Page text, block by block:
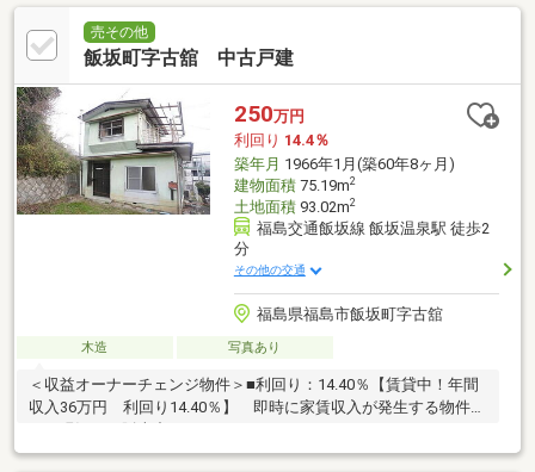
売その他
飯坂町字古舘 中古戸建
250万円
利回り 14.4％
築年月 1966年1月(築60年8ヶ月)
建物面積75.19m2
土地面積93.02m2
福島交通飯坂線 飯坂温泉駅 徒歩2
分
その他の交通
福島県福島市飯坂町字古舘
木造 写真あり
＜収益オーナーチェンジ物件＞■利回り：14.40％【賃貸中！年間
収入36万円 利回り14.40％】 即時に家賃収入が発生する物件で